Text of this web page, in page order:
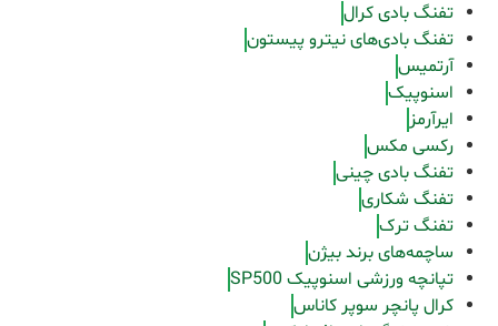
تفنگ بادی کرال
تفنگ بادی‌های نیترو پیستون
آرتمیس
اسنوپیک
ایرآرمز
رکسی مکس
تفنگ بادی چینی
تفنگ شکاری
تفنگ ترک
ساچمه‌های برند بیژن
تپانچه ورزشی اسنوپیک SP500
کرال پانچر سوپر کاناس